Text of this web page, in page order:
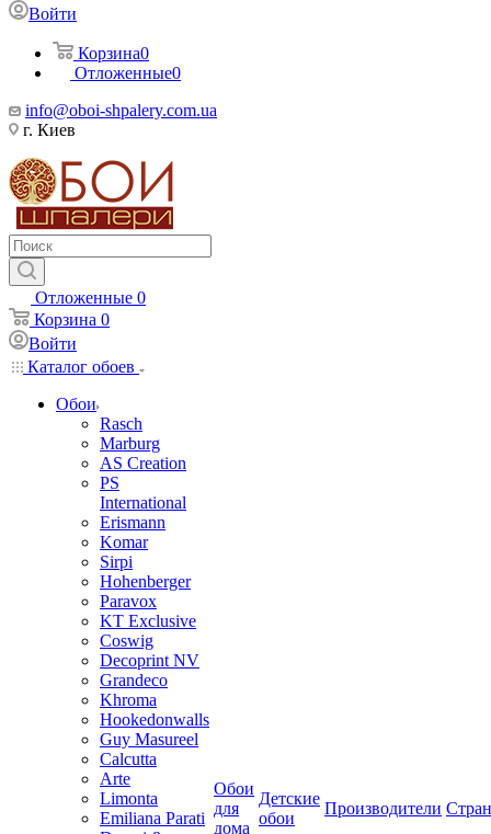
Войти
Корзина0
Отложенные0
info@oboi-shpalery.com.ua
г. Киев
Отложенные 0
Корзина 0
Войти
Каталог обоев
Обои
Rasch
Marburg
AS Creation
PS
International
Erismann
Komar
Sirpi
Hohenberger
Paravox
KT Exclusive
Coswig
Decoprint NV
Grandeco
Khroma
Hookedonwalls
Guy Masureel
Calcutta
Arte
Limonta
Emiliana Parati
Обои
для
дома
Детские
обои
Производители